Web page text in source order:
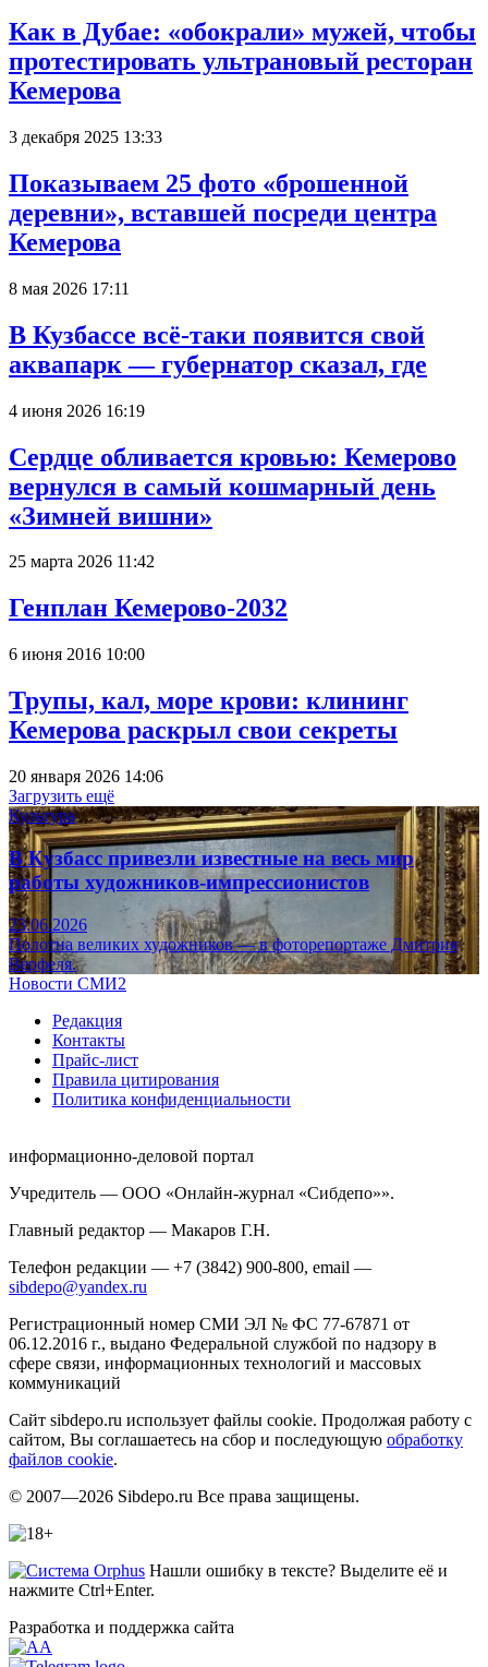
Как в Дубае: «обокрали» мужей, чтобы
протестировать ультрановый ресторан
Кемерова
3 декабря 2025 13:33
Показываем 25 фото «брошенной
деревни», вставшей посреди центра
Кемерова
8 мая 2026 17:11
В Кузбассе всё-таки появится свой
аквапарк — губернатор сказал, где
4 июня 2026 16:19
Сердце обливается кровью: Кемерово
вернулся в самый кошмарный день
«Зимней вишни»
25 марта 2026 11:42
Генплан Кемерово-2032
6 июня 2016 10:00
Трупы, кал, море крови: клининг
Кемерова раскрыл свои секреты
20 января 2026 14:06
Загрузить ещё
Культура
В Кузбасс привезли известные на весь мир
работы художников-импрессионистов
23.06.2026
Полотна великих художников — в фоторепортаже Дмитрия
Верфеля.
Новости СМИ2
Редакция
Контакты
Прайс-лист
Правила цитирования
Политика конфиденциальности
информационно-деловой портал
Учредитель — ООО «Онлайн-журнал «Сибдепо»».
Главный редактор — Макаров Г.Н.
Телефон редакции — +7 (3842) 900-800, email —
sibdepo@yandex.ru
Регистрационный номер СМИ ЭЛ № ФС 77-67871 от
06.12.2016 г., выдано Федеральной службой по надзору в
сфере связи, информационных технологий и массовых
коммуникаций
Сайт sibdepo.ru использует файлы cookie. Продолжая работу с
сайтом, Вы соглашаетесь на сбор и последующую обработку
файлов cookie.
© 2007—2026 Sibdepo.ru Все права защищены.
Нашли ошибку в тексте? Выделите её и
нажмите Ctrl+Enter.
Разработка и поддержка сайта